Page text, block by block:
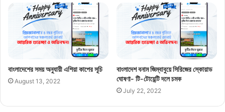
বাংলাদেশের সময় অনুযায়ী এশিয়া কাপের সূচি
August 13, 2022
বাংলাদেশ বনাম জিম্বাবুয়ে সিরিজের স্কোয়াড
ঘোষণা- টি-টোয়েন্টি দলে চমক
July 22, 2022